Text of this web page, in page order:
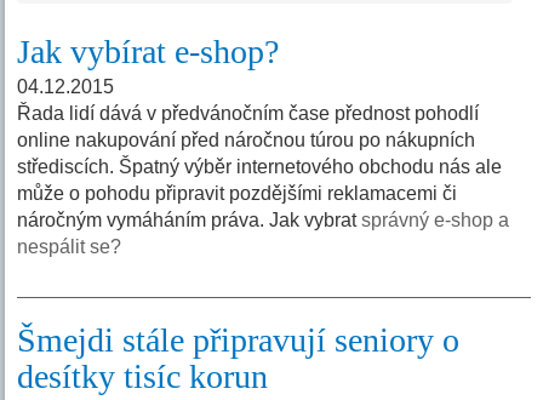
Jak vybírat e-shop?
04.12.2015
Řada lidí dává v předvánočním čase přednost pohodlí
online nakupování před náročnou túrou po nákupních
střediscích. Špatný výběr internetového obchodu nás ale
může o pohodu připravit pozdějšími reklamacemi či
náročným vymáháním práva. Jak vybratsprávný e-shop a
nespálit se?
Šmejdi stále připravují seniory o
desítky tisíc korun